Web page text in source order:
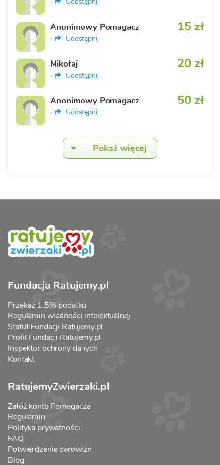
15 zł
Anonimowy Pomagacz
· Udostępnij
20 zł
Mikołaj
· Udostępnij
50 zł
Anonimowy Pomagacz
· Udostępnij
Pokaż więcej
Fundacja Ratujemy.pl
Przekaż 1,5% podatku
Regulamin własności intelektualnej
Statut Fundacji Ratujemy.pl
Profil Fundacji Ratujemy.pl
Inspektor ochrony danych
Kontakt
RatujemyZwierzaki.pl
Załóż konto Pomagacza
Regulamin
Polityka prywatności
FAQ
Potwierdzenie darowizn
Blog